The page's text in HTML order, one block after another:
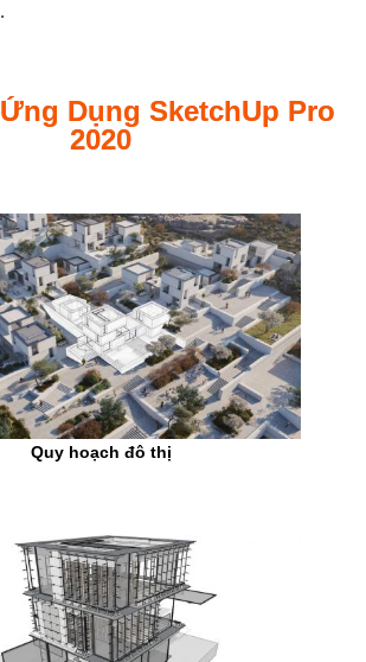
Dụng SketchUp Pro
2020
Quy hoạch đô thị